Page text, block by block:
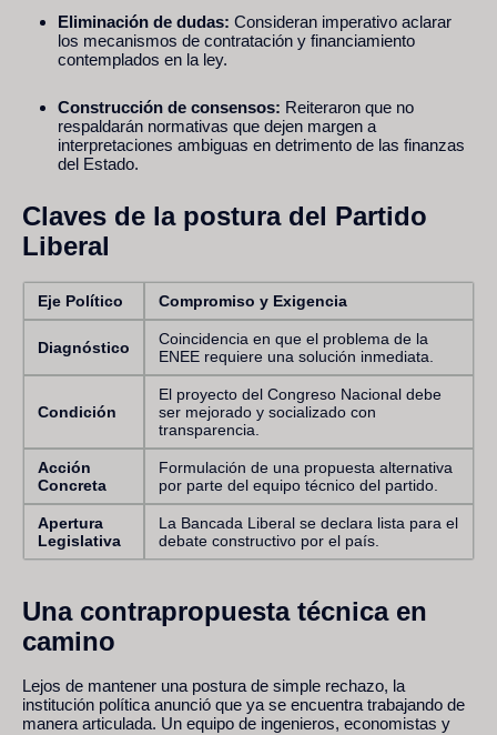
Eliminación de dudas: Consideran imperativo aclarar
los mecanismos de contratación y financiamiento
contemplados en la ley.
Construcción de consensos: Reiteraron que no
respaldarán normativas que dejen margen a
interpretaciones ambiguas en detrimento de las finanzas
del Estado.
Claves de la postura del Partido
Liberal
Eje Político Compromiso y Exigencia
Diagnóstico
Coincidencia en que el problema de la
ENEE requiere una solución inmediata.
Condición
El proyecto del Congreso Nacional debe
ser mejorado y socializado con
transparencia.
Acción
Concreta
Formulación de una propuesta alternativa
por parte del equipo técnico del partido.
Apertura
Legislativa
La Bancada Liberal se declara lista para el
debate constructivo por el país.
Una contrapropuesta técnica en
camino
Lejos de mantener una postura de simple rechazo, la
institución política anunció que ya se encuentra trabajando de
manera articulada. Un equipo de ingenieros, economistas y